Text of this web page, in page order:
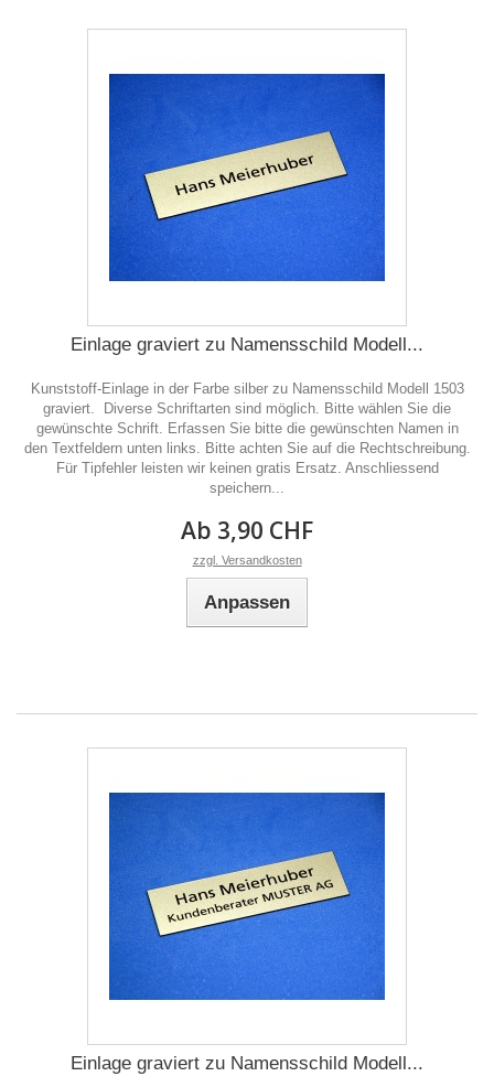
Einlage graviert zu Namensschild Modell...
Kunststoff-Einlage in der Farbe silber zu Namensschild Modell 1503
graviert. Diverse Schriftarten sind möglich. Bitte wählen Sie die
gewünschte Schrift. Erfassen Sie bitte die gewünschten Namen in
den Textfeldern unten links. Bitte achten Sie auf die Rechtschreibung.
Für Tipfehler leisten wir keinen gratis Ersatz. Anschliessend
speichern...
Ab 3,90 CHF
zzgl. Versandkosten
Anpassen
Einlage graviert zu Namensschild Modell...